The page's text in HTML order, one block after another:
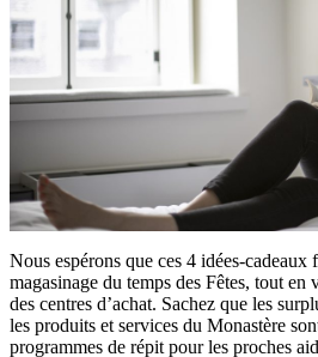
Nous espérons que ces 4 idées-
magasinage du temps des Fêtes, tout en
des centres d’achat. Sachez que les
les produits et services du Monastère
programmes de répit pour les proches